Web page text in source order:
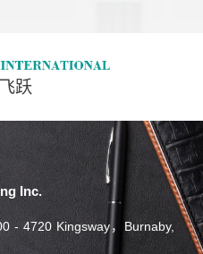
跃
Inc.
- 4720 Kingsway，Burnaby,